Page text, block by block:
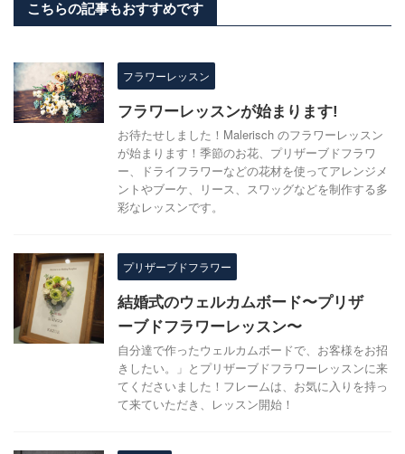
こちらの記事もおすすめです
フラワーレッスン
フラワーレッスンが始まります!
お待たせしました！Malerisch のフラワーレッスン
が始まります！季節のお花、プリザーブドフラワ
ー、ドライフラワーなどの花材を使ってアレンジメ
ントやブーケ、リース、スワッグなどを制作する多
彩なレッスンです。
プリザーブドフラワー
結婚式のウェルカムボード〜プリザ
ーブドフラワーレッスン〜
自分達で作ったウェルカムボードで、お客様をお招
きしたい。」とプリザーブドフラワーレッスンに来
てくださいました！フレームは、お気に入りを持っ
て来ていただき、レッスン開始！